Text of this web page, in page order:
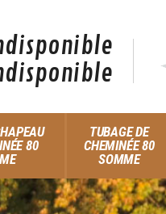
80
TUBAGE DE
CHEMINÉE 80
SOMME